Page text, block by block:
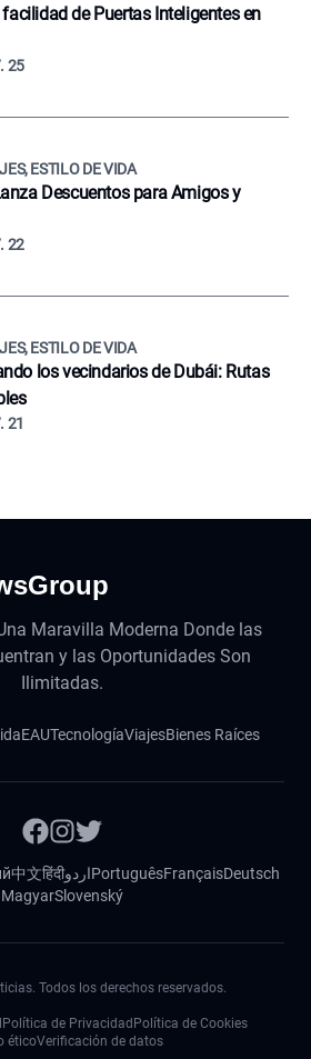
de Puertas Inteligentes en
25
ESTILO DE VIDA
Descuentos para Amigos y
22
ESTILO DE VIDA
los vecindarios de Dubái: Rutas
21
Maravilla Moderna Donde las
y las Oportunidades Son
Ilimitadas.
EAUTecnologíaViajesBienes Raíces
中文हिंदीاردوPortuguêsFrançaisDeutsch
MagyarSlovenský
Todos los derechos reservados.
Política de Privacidad Política de Cookies
éticoVerificación de datos